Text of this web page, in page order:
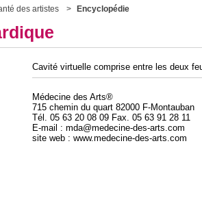
des artistes Encyclopédie
Cavité virtuelle comprise entre les deux
Médecine des Arts®
715 chemin du quart 82000 F-Montauban
Tél. 05 63 20 08 09 Fax. 05 63 91 28 11
E-mail : mda@medecine-des-arts.com
site web : www.medecine-des-arts.com